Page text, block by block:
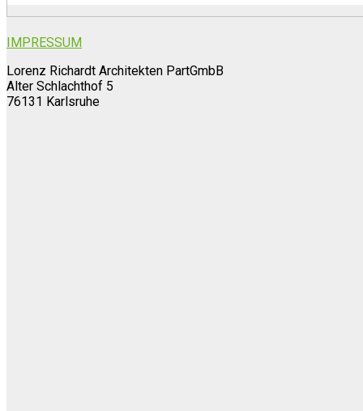
IMPRESSUM
Lorenz Richardt Architekten PartGmbB
Alter Schlachthof 5
76131 Karlsruhe